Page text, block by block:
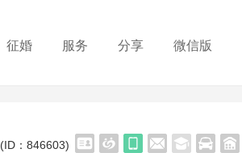
征婚 服务 分享 微信版
(ID：846603)